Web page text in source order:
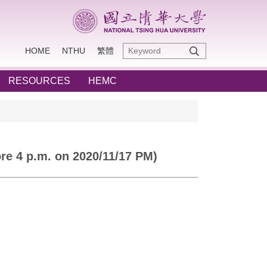
HOME NTHU 繁體
RESOURCES HEMC
4 p.m. on 2020/11/17 PM)